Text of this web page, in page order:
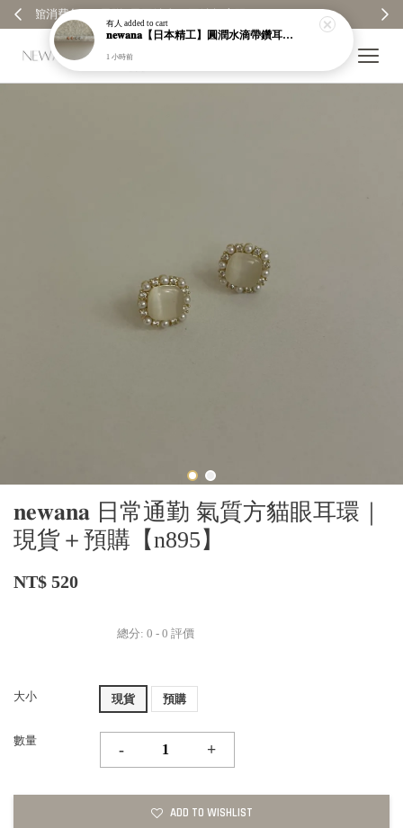
𝐧𝐞𝐰𝐚𝐧𝐚 日常通勤 氣質方貓眼耳環｜
現貨＋預購【n895】
NT$ 520
總分: 0 - 0 評價
大小 現貨 預購
數量
- +
ADD TO WISHLIST
有人 added to cart
𝐧𝐞𝐰𝐚𝐧𝐚【日本精工】圓潤水滴帶鑽耳環｜耳針｜高保色｜純銀｜鍍玫瑰金｜現貨＋預購【n989】
1 小時前